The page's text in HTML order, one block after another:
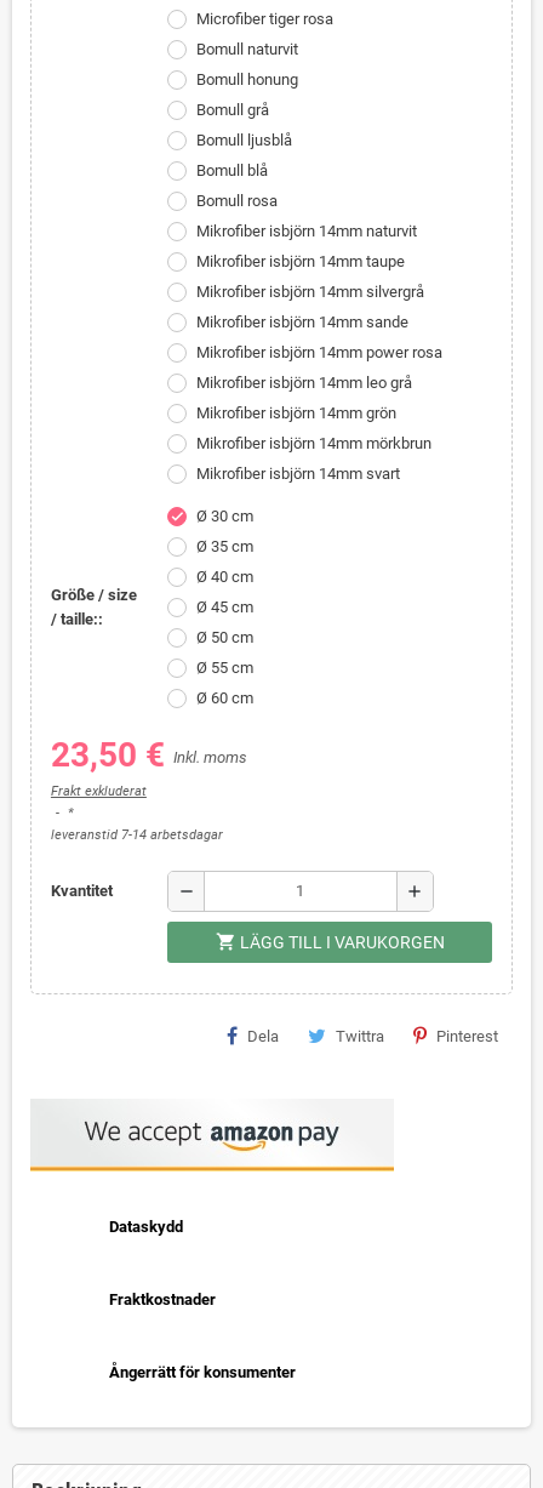
Microfiber tiger rosa
Bomull naturvit
Bomull honung
Bomull grå
Bomull ljusblå
Bomull blå
Bomull rosa
Mikrofiber isbjörn 14mm naturvit
Mikrofiber isbjörn 14mm taupe
Mikrofiber isbjörn 14mm silvergrå
Mikrofiber isbjörn 14mm sande
Mikrofiber isbjörn 14mm power rosa
Mikrofiber isbjörn 14mm leo grå
Mikrofiber isbjörn 14mm grön
Mikrofiber isbjörn 14mm mörkbrun
Mikrofiber isbjörn 14mm svart
Größe / size
/ taille::
check
Ø 30 cm
Ø 35 cm
Ø 40 cm
Ø 45 cm
Ø 50 cm
Ø 55 cm
Ø 60 cm
23,50 € Inkl. moms
Frakt exkluderat
*
leveranstid 7-14 arbetsdagar
Kvantitet remove add
shopping_cart LÄGG TILL I VARUKORGEN
Dela Twittra Pinterest
Dataskydd
Fraktkostnader
Ångerrätt för konsumenter